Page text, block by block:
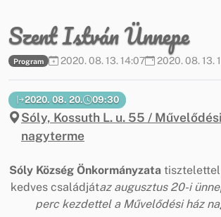
Szent István Ünnepe
Program 2020. 08. 13. 14:07 2020. 08. 13.
2020. 08. 20. 09:30
Sóly, Kossuth L. u. 55 /
nagyterme
Sóly Község Önkormányzatatisztelettel
kedves családjátaz augusztus 20-i
perc kezdettel a Művelődési ház